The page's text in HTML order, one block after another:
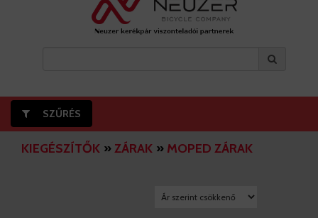
SZŰRÉS
KIEGÉSZÍTŐK »ZÁRAK » MOPED ZÁRAK